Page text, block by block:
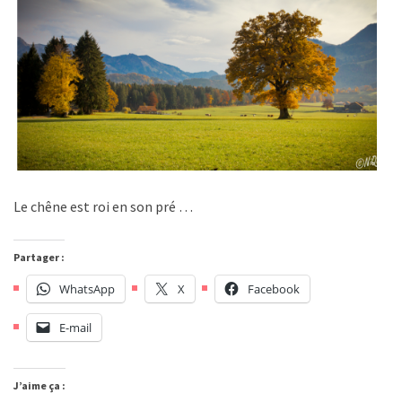
Le chêne est roi en son pré …
Partager :
WhatsApp X Facebook
E-mail
J’aime ça :